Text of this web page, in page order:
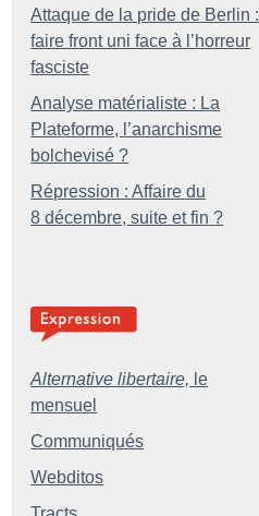
Attaque de la pride de Berlin :
faire front uni face à l’horreur
fasciste
Analyse matérialiste : La
Plateforme, l’anarchisme
bolchevisé ?
Répression : Affaire du
8 décembre, suite et fin ?
Alternative libertaire, le
mensuel
Communiqués
Webditos